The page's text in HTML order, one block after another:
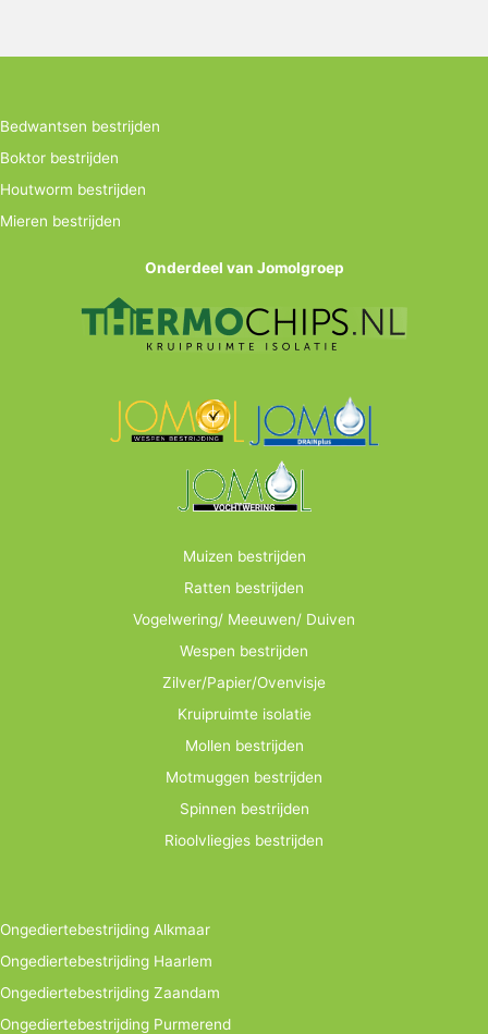
Bedwantsen bestrijden
Boktor bestrijden
Houtworm bestrijden
Mieren bestrijden
Onderdeel van Jomolgroep
Muizen bestrijden
Ratten bestrijden
Vogelwering/ Meeuwen/ Duiven
Wespen bestrijden
Zilver/Papier/Ovenvisje
Kruipruimte isolatie
Mollen bestrijden
Motmuggen bestrijden
Spinnen bestrijden
Rioolvliegjes bestrijden
Ongediertebestrijding Alkmaar
Ongediertebestrijding Haarlem
Ongediertebestrijding Zaandam
Ongediertebestrijding Purmerend